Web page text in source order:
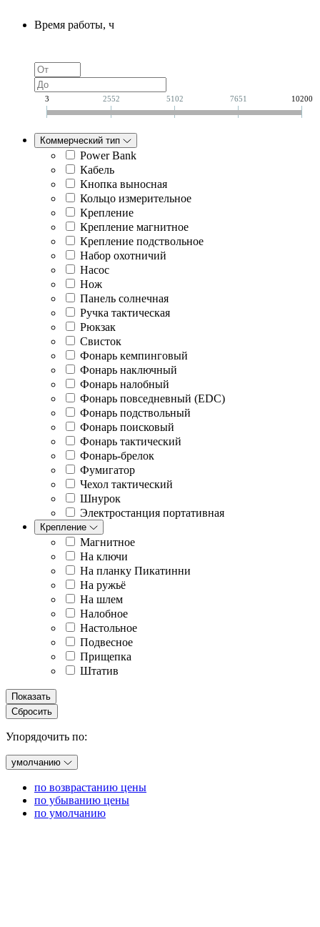
Время работы, ч
3 2552 5102 7651 10200
Коммерческий тип
Power Bank
Кабель
Кнопка выносная
Кольцо измерительное
Крепление
Крепление магнитное
Крепление подствольное
Набор охотничий
Насос
Нож
Панель солнечная
Ручка тактическая
Рюкзак
Свисток
Фонарь кемпинговый
Фонарь наключный
Фонарь налобный
Фонарь повседневный (EDC)
Фонарь подствольный
Фонарь поисковый
Фонарь тактический
Фонарь-брелок
Фумигатор
Чехол тактический
Шнурок
Электростанция портативная
Крепление
Магнитное
На ключи
На планку Пикатинни
На ружьё
На шлем
Налобное
Настольное
Подвесное
Прищепка
Штатив
Показать
Сбросить
Упорядочить по:
умолчанию
по возврастанию цены
по убыванию цены
по умолчанию